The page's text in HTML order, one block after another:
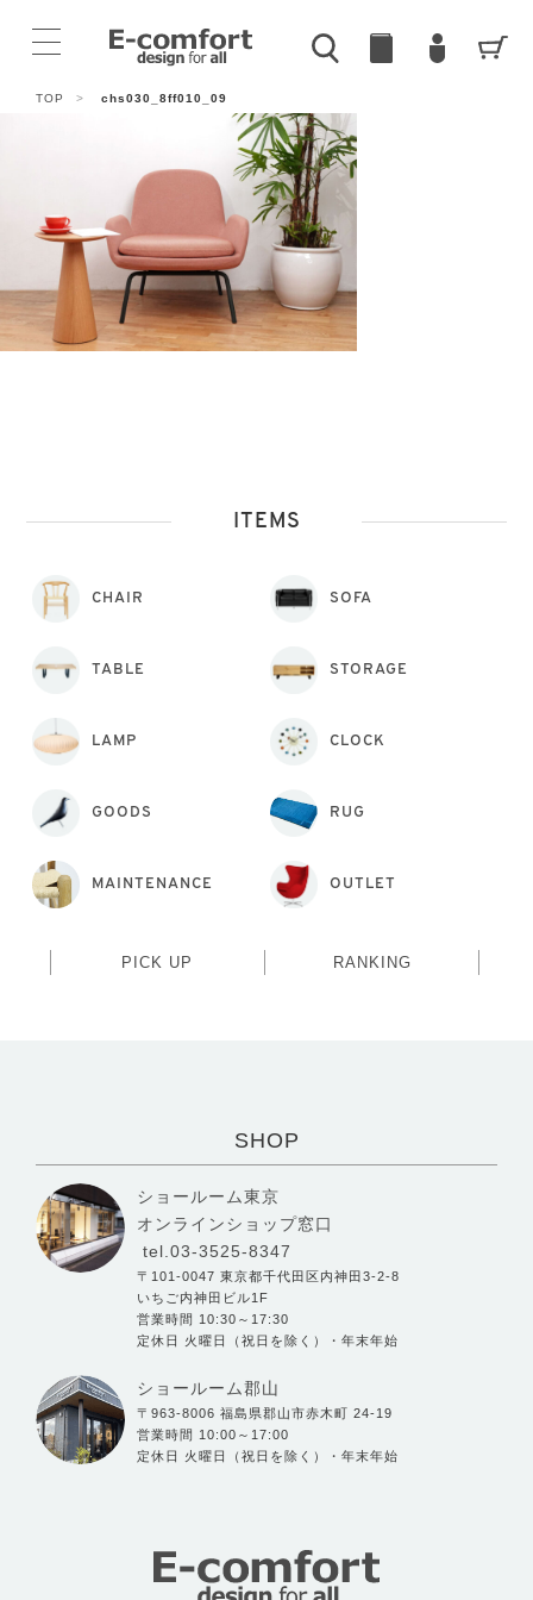
TOP > chs030_8ff010_09
ITEMS
CHAIR SOFA
TABLE STORAGE
LAMP CLOCK
GOODS RUG
MAINTENANCE OUTLET
PICK UP RANKING
SHOP
ショールーム東京
オンラインショップ窓口
tel.03-3525-8347
〒101-0047 東京都千代田区内神田3-2-8
いちご内神田ビル1F
営業時間 10:30～17:30
定休日 火曜日（祝日を除く）・年末年始
ショールーム郡山
〒963-8006 福島県郡山市赤木町 24-19
営業時間 10:00～17:00
定休日 火曜日（祝日を除く）・年末年始